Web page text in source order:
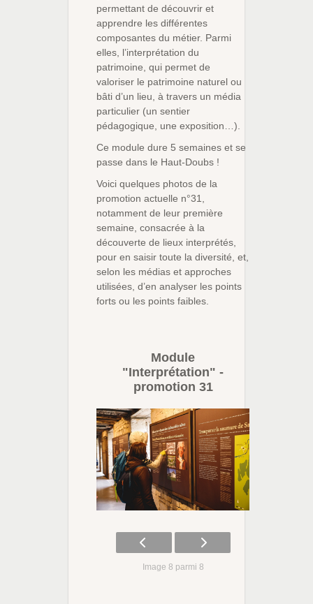
permettant de découvrir et
apprendre les différentes
composantes du métier. Parmi
elles, l’interprétation du
patrimoine, qui permet de
valoriser le patrimoine naturel ou
bâti d’un lieu, à travers un média
particulier (un sentier
pédagogique, une exposition…).
Ce module dure 5 semaines et se
passe dans le Haut-Doubs !
Voici quelques photos de la
promotion actuelle n°31,
notamment de leur première
semaine, consacrée à la
découverte de lieux interprétés,
pour en saisir toute la diversité, et,
selon les médias et approches
utilisées, d’en analyser les points
forts ou les points faibles.
Module
"Interprétation" -
promotion 31
Image 8 parmi 8